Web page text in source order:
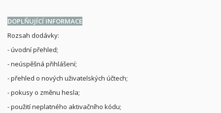
DOPLŇUJÍCÍ INFORMACE
Rozsah dodávky:
- úvodní přehled;
- neúspěšná přihlášení;
- přehled o nových uživatelských účtech;
- pokusy o změnu hesla;
- použití neplatného aktivačního kódu;